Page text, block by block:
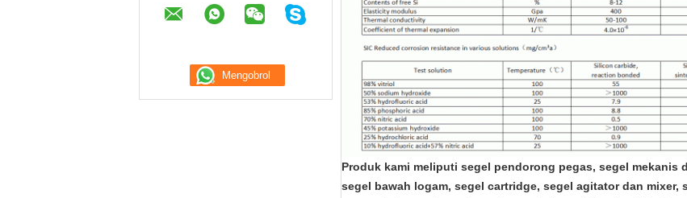
Produk kami meliputi segel pendorong pegas, segel mekanis
segel bawah logam, segel cartridge, segel agitator dan